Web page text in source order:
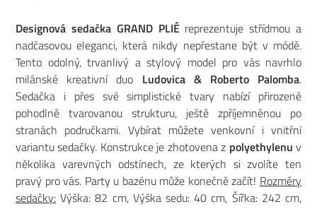
Designová sedačka GRAND PLIÉreprezentuje střídmou a
nadčasovou eleganci, která nikdy nepřestane být v módě.
Tento odolný, trvanlivý a stylový model pro vás navrhlo
milánské kreativní duo Ludovica & Roberto Palomba.
Sedačka i přes své simplistické tvary nabízí přirozeně
pohodlně tvarovanou strukturu, ještě zpříjemněnou po
stranách područkami. Vybírat můžete venkovní i vnitřní
variantu sedačky. Konstrukce je zhotovena z polyethylenuv
několika varevných odstínech, ze kterých si zvolíte ten
pravý pro vás. Party u bazénu může konečně začít! Rozměry
sedačky: Výška: 82 cm, Výška sedu: 40 cm, Šířka: 242 cm,